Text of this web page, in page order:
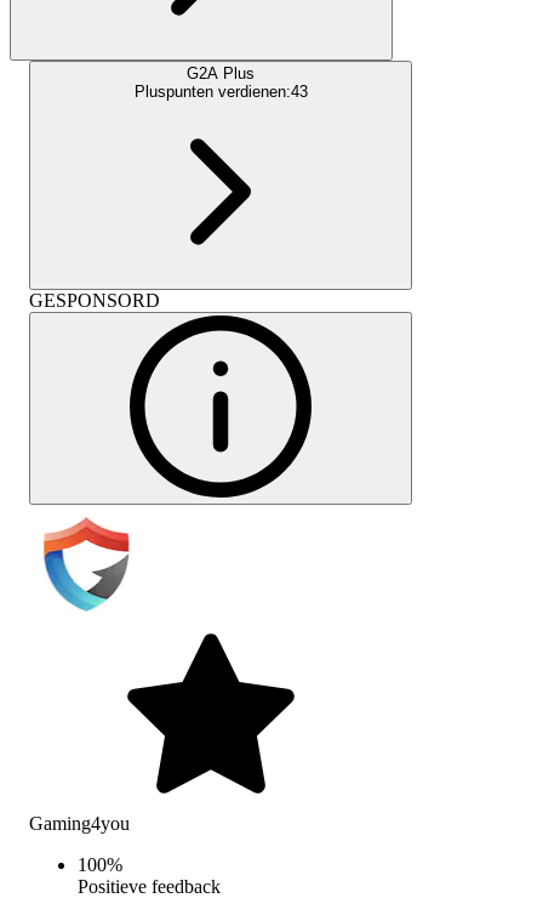
G2A Plus
Pluspunten verdienen:43
GESPONSORD
Gaming4you
100%
Positieve feedback